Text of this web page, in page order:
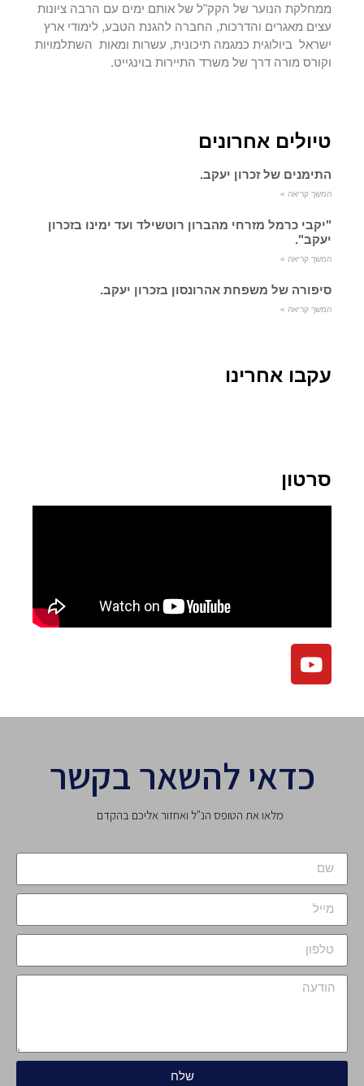
ממחלקת הנוער של הקק"ל של אותם ימים עם הרבה ציונות
עצים מאגרים והדרכות, החברה להגנת הטבע, לימודי ארץ
ישראל ביולוגית כמגמה תיכונית, עשרות ומאות השתלמויות
וקורס מורה דרך של משרד התיירות בוינגייט.
טיולים אחרונים
התימנים של זכרון יעקב.
המשך קריאה »
"יקבי כרמל מזרחי מהברון רוטשילד ועד ימינו בזכרון
יעקב".
המשך קריאה »
סיפורה של משפחת אהרונסון בזכרון יעקב.
המשך קריאה »
עקבו אחרינו
סרטון
כדאי להשאר בקשר
מלאו את הטופס הנ"ל ואחזור אליכם בהקדם
שלח